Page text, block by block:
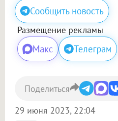
Сообщить новость
Размещение рекламы
Макс Телеграм
29 июня 2023, 22:04
Поделиться